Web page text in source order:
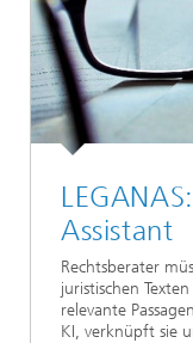
Assistant
Rechtsberater
juristischen
relevante
KI, verknüpft sie